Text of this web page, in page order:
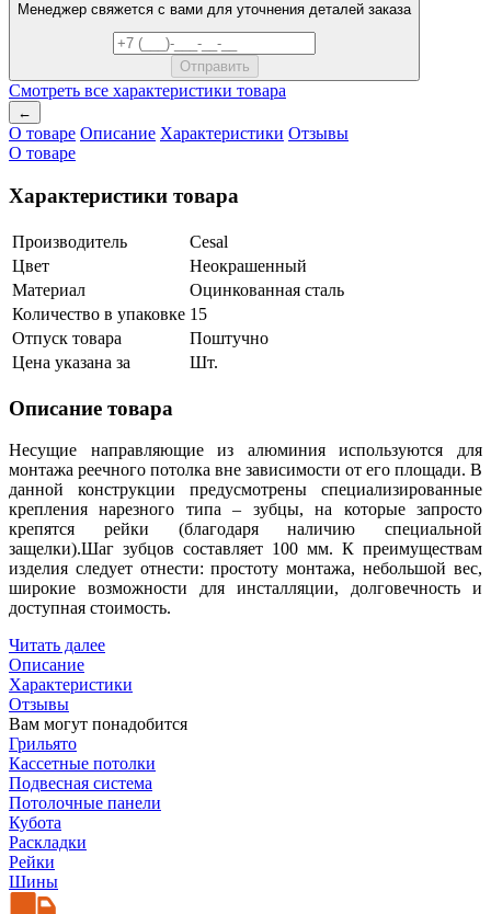
Менеджер свяжется с вами для уточнения деталей заказа
Смотреть все характеристики товара
←
О товаре Описание Характеристики Отзывы
О товаре
Характеристики товара
Производитель
Cesal
Цвет
Неокрашенный
Материал
Оцинкованная сталь
Количество в упаковке 15
Отпуск товара
Поштучно
Цена указана за
Шт.
Описание товара
Несущие направляющие из алюминия используются для
монтажа реечного потолка вне зависимости от его площади. В
данной конструкции предусмотрены специализированные
крепления нарезного типа – зубцы, на которые запросто
крепятся рейки (благодаря наличию специальной
защелки).Шаг зубцов составляет 100 мм. К преимуществам
изделия следует отнести: простоту монтажа, небольшой вес,
широкие возможности для инсталляции, долговечность и
доступная стоимость.
Читать далее
Описание
Характеристики
Отзывы
Вам могут понадобится
Грильято
Кассетные потолки
Подвесная система
Потолочные панели
Кубота
Раскладки
Рейки
Шины